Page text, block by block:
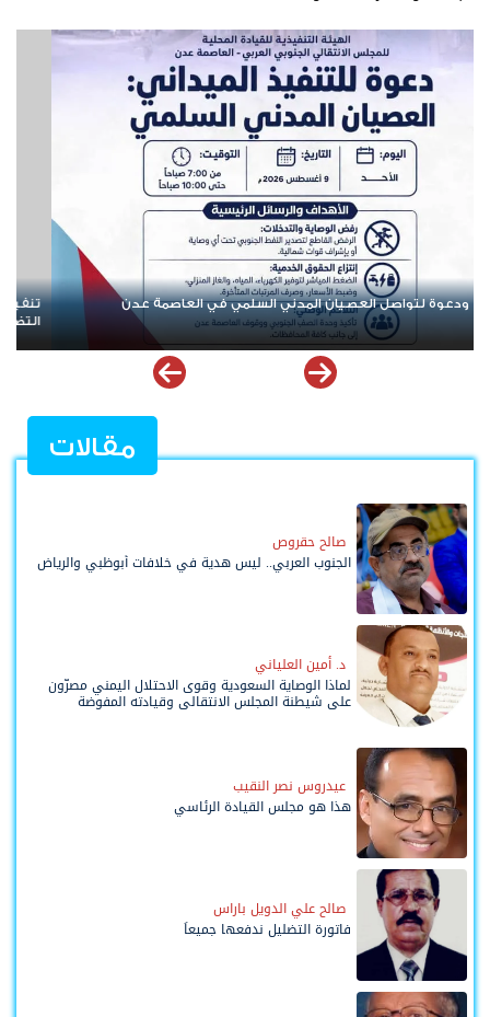
انتقالي العاصمة عدن تدعو الجماهير للمشاركة في الوقفة
مع المعتقل البطل معين المقرحي
رغم
الدولة
مقالات
صالح حقروص
الجنوب العربي.. ليس هدية في خلافات أبوظبي والرياض
د. أمين العلياني
لماذا الوصاية السعودية وقوى الاحتلال اليمني مصرّون
على شيطنة المجلس الانتقالي وقيادته المفوضة
عيدروس نصر النقيب
هذا هو مجلس القيادة الرئاسي
صالح علي الدويل باراس
فاتورة التضليل ندفعها جميعاً